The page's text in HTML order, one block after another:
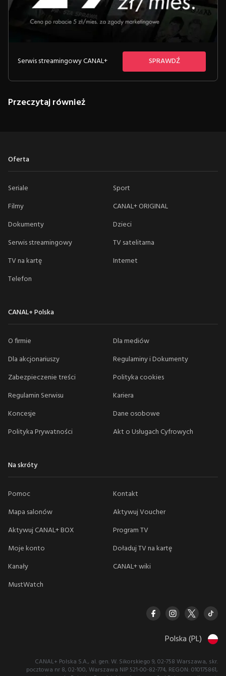
Serwis streamingowy CANAL+ SPRAWDŹ
Przeczytaj również
Oferta
Seriale
Sport
Filmy
CANAL+ ORIGINAL
Dokumenty
Dzieci
Serwis streamingowy
TV satelitarna
TV na kartę
Internet
Telefon
CANAL+ Polska
O firmie
Dla mediów
Dla akcjonariuszy
Regulaminy i Dokumenty
Zabezpieczenie treści
Polityka cookies
Regulamin Serwisu
Kariera
Koncesje
Dane osobowe
Polityka Prywatności
Akt o Usługach Cyfrowych
Na skróty
Pomoc
Kontakt
Mapa salonów
Aktywuj Voucher
Aktywuj CANAL+ BOX
Program TV
Moje konto
Doładuj TV na kartę
Kanały
CANAL+ wiki
MustWatch
Polska (PL)
CANAL+ Polska S.A., al. gen. W. Sikorskiego 9, 02-758 Warszawa, skr.
pocztowa nr 8, 02-100, Warszawa NIP 521-00-82-774, REGON: 010175861,